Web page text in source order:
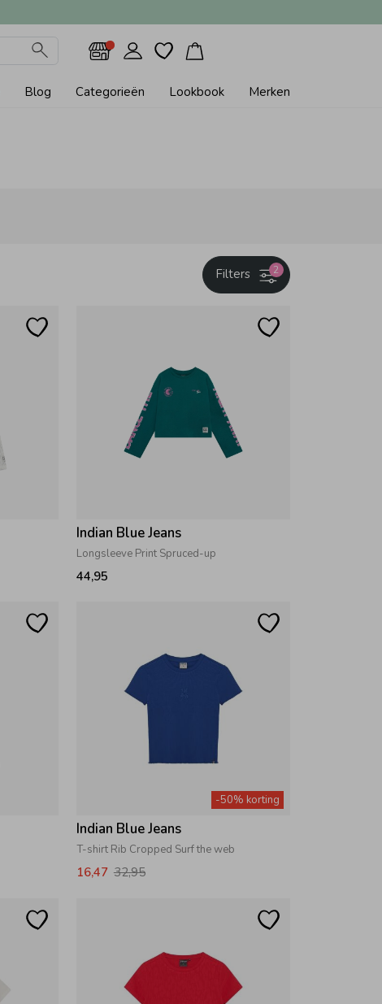
Blog Categorieën Lookbook Merken
2
Filters
Indian Blue Jeans
Longsleeve Print Spruced-up
44,95
-50% korting
Indian Blue Jeans
T-shirt Rib Cropped Surf the web
16,47 32,95